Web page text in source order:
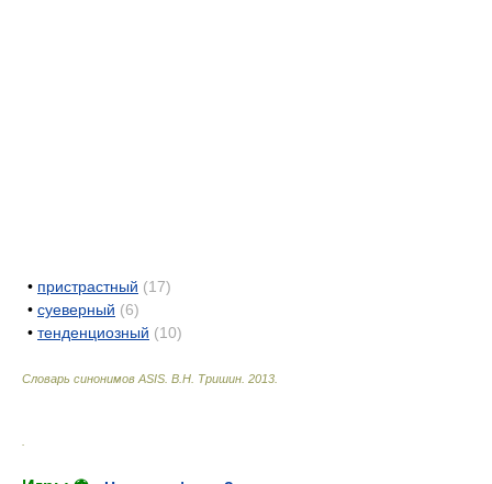
• пристрастный (17)
• суеверный (6)
• тенденциозный (10)
Словарь синонимов ASIS. В.Н. Тришин 2013